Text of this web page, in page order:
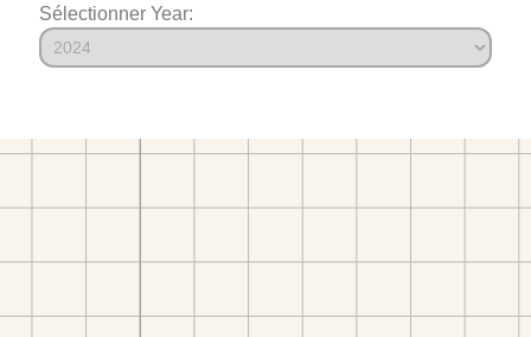
Sélectionner Year: